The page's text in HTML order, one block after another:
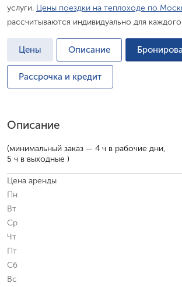
услуги. Цены поездки на теплоходе по
рассчитываются индивидуально для
Цены Описание
Рассрочка и кредит
Описание
(минимальный заказ — 4 ч в рабочие дни,
5 ч в выходные )
Цена аренды
Пн
Вт
Ср
Чт
Пт
Сб
Вс